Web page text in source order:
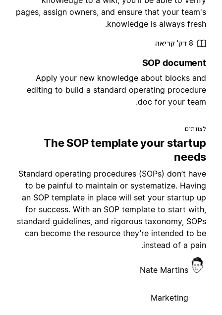
pages, assign owners, and ensure that your
knowledge is always
8 דק' קריאה
SOP
Apply your new knowledge about blocks
editing to build a standard operating
doc for your
The SOP template your
Standard operating procedures (SOPs) don’t
to be painful to maintain or systematize.
an SOP template in place will set your startup
for success. With an SOP template to start
standard guidelines, and rigorous taxonomy,
can become the resource they’re intended to
instead of a
Nate Martins
Marketing